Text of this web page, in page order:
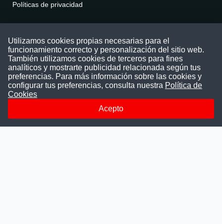
Políticas de privacidad
Puede comunicarse con nosotros a través
nuestras redes sociales o del correo:
contacto@convocatoriasdetrabajo.com
Siguenos en:
Utilizamos cookies propias necesarias para el
funcionamiento correcto y personalización del sitio web.
También utilizamos cookies de terceros para fines
analíticos y mostrarte publicidad relacionada según tus
preferencias. Para más información sobre las cookies y
configurar tus preferencias, consulta nuestra Política de
Cookies
Acepto